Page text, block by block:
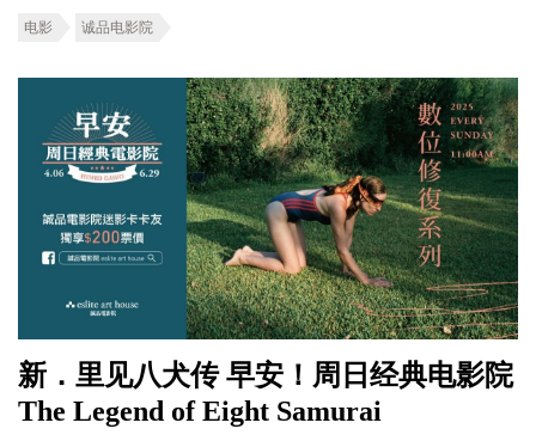
电影 诚品电影院
新．里见八犬传 早安！周日经典电影院
The Legend of Eight Samurai